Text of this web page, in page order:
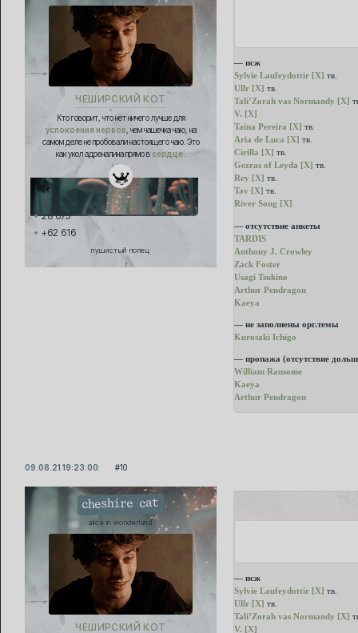
ЧЕШИРСКИЙ КОТ
Кто говорит, что нет ничего лучше для
успокоения нервов , чем чашечка чаю, на
самом деле не пробовали настоящего чаю. Это
как укол адреналина прямо в сердце.
28 675
+62 616
пушистый попец
— псж
Sylvie Laufeydottir [X] тв.
Ullr [X] тв.
Tali’Zorah vas Normandy [X]
V. [X]
Taina Pereira [X] тв.
Aria de Luca [X] тв.
Cirilla [X] тв.
Gezras of Leyda [X] тв.
Rey [X] тв.
Tav [X] тв.
River Song [X]
— отсутствие анкеты
TARDIS
Anthony J. Crowley
Zack Foster
Usagi Tsukino
Arthur Pendragon
Kaeya
— не заполнены орг.темы
Kurosaki Ichigo
— пропажа (отсутствие
William Ransome
Kaeya
Arthur Pendragon
10
09.08.21 19:23:00
cheshire cat
alice in wonderland
ЧЕШИРСКИЙ КОТ
— псж
Sylvie Laufeydottir [X] тв.
Ullr [X] тв.
Tali’Zorah vas Normandy [X]
V. [X]